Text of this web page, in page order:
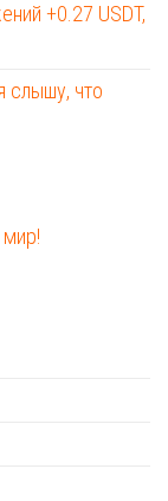
+0.27 USDT,
слышу, что